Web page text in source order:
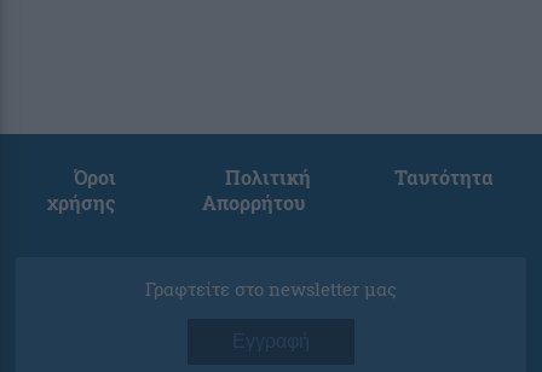
Όροι
χρήσης
Πολιτική
Απορρήτου
Ταυτότητα
Γραφτείτε στο newsletter μας
Εγγραφή